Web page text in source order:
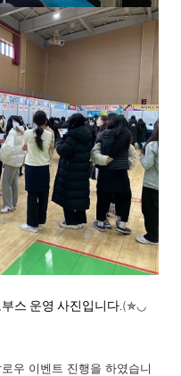
스 운영 사진입니다. (✯◡
우 이벤트 진행을 하였습니